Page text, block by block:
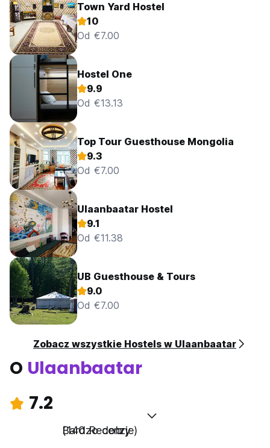
Town Yard Hostel
10
Od €7.00
Hostel One
9.9
Od €13.13
Top Tour Guesthouse Mongolia
9.3
Od €7.00
Ulaanbaatar Hostel
9.1
Od €11.38
UB Guesthouse & Tours
9.0
Od €7.00
Zobacz wszystkie Hostels w Ulaanbaatar
O Ulaanbaatar
7.2
Bardzo dobry
(140 Recenzje)